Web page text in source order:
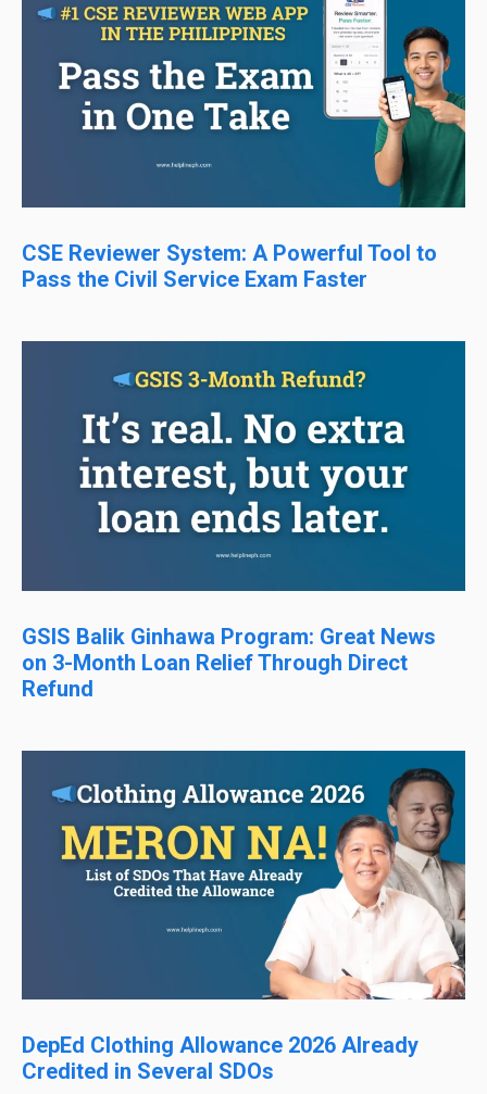
CSE Reviewer System: A Powerful Tool to
Pass the Civil Service Exam Faster
GSIS Balik Ginhawa Program: Great News
on 3-Month Loan Relief Through Direct
Refund
DepEd Clothing Allowance 2026 Already
Credited in Several SDOs